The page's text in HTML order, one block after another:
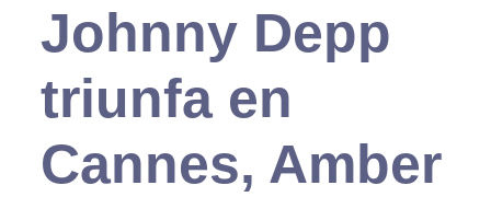
Johnny Depp
triunfa en
Cannes, Amber